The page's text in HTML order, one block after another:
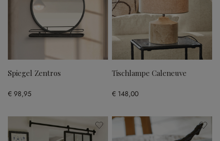
Spiegel Zentros
€ 98,95
Tischlampe Caleneuve
€ 148,00